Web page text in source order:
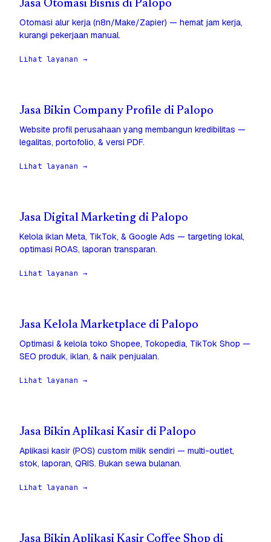
Jasa Otomasi Bisnis di Palopo
Otomasi alur kerja (n8n/Make/Zapier) — hemat jam kerja,
kurangi pekerjaan manual.
Lihat layanan →
Jasa Bikin Company Profile di Palopo
Website profil perusahaan yang membangun kredibilitas —
legalitas, portofolio, & versi PDF.
Lihat layanan →
Jasa Digital Marketing di Palopo
Kelola iklan Meta, TikTok, & Google Ads — targeting lokal,
optimasi ROAS, laporan transparan.
Lihat layanan →
Jasa Kelola Marketplace di Palopo
Optimasi & kelola toko Shopee, Tokopedia, TikTok Shop —
SEO produk, iklan, & naik penjualan.
Lihat layanan →
Jasa Bikin Aplikasi Kasir di Palopo
Aplikasi kasir (POS) custom milik sendiri — multi-outlet,
stok, laporan, QRIS. Bukan sewa bulanan.
Lihat layanan →
Jasa Bikin Aplikasi Kasir Coffee Shop di